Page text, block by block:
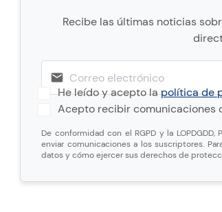
Recibe las últimas noticias
He leído y acepto lapolítica de
Acepto recibir comunicaciones
De conformidad con el RGPD y la LOPDGDD,
enviar comunicaciones a los suscriptores.
datos y cómo ejercer sus derechos de